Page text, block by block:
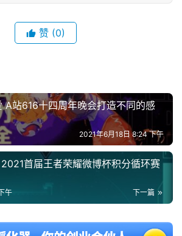
赞 (0)
A站616十四周年晚会打造不同的感
2021年6月18日 8:24 下午
首届王者荣耀微博杯积分循环赛
下一篇
午